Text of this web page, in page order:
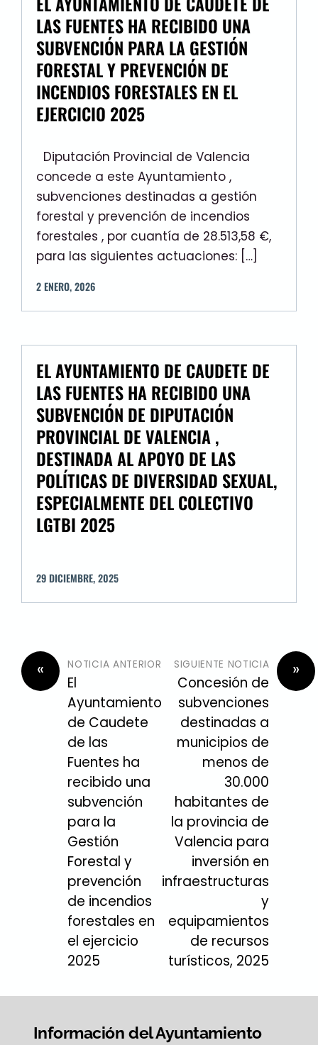
LAS FUENTES HA RECIBIDO UNA
SUBVENCIÓN PARA LA GESTIÓN
FORESTAL Y PREVENCIÓN DE
INCENDIOS FORESTALES EN EL
EJERCICIO 2025
Diputación Provincial de Valencia
concede a este Ayuntamiento ,
subvenciones destinadas a gestión
forestal y prevención de incendios
forestales , por cuantía de 28.513,58 €,
para las siguientes actuaciones: […]
2 ENERO,2026
EL AYUNTAMIENTO DE CAUDETE DE
LAS FUENTES HA RECIBIDO UNA
SUBVENCIÓN DE DIPUTACIÓN
PROVINCIAL DE VALENCIA ,
DESTINADA AL APOYO DE LAS
POLÍTICAS DE DIVERSIDAD SEXUAL,
ESPECIALMENTE DEL COLECTIVO
LGTBI 2025
29 DICIEMBRE,2025
« NOTICIA ANTERIOR
El
Ayuntamiento
de Caudete
de las
Fuentes ha
recibido una
subvención
para la
Gestión
Forestal y
prevención
de incendios
forestales en
el ejercicio
2025
»
SIGUIENTE NOTICIA
Concesión de
subvenciones
destinadas a
municipios de
menos de
30.000
habitantes de
la provincia de
Valencia para
inversión en
infraestructuras
y
equipamientos
de recursos
turísticos, 2025
Información del Ayuntamiento